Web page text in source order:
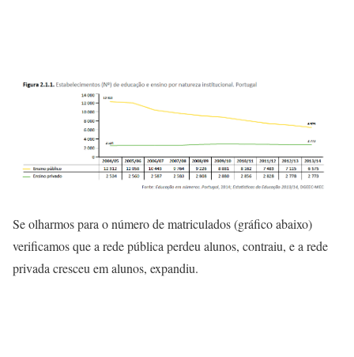
Se olharmos para o número de matriculados (gráfico abaixo)
verificamos que a rede pública perdeu alunos, contraiu, e a rede
privada cresceu em alunos, expandiu.